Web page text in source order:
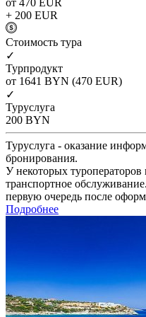
+ 200 EUR
Cтоимость тура
✓
Турпродукт
от 1641 BYN (470 EUR)
✓
Туруслуга
200 BYN
Туруслуга - оказание
бронирования.
У некоторых туроператоров
транспортное
первую очередь после
Подробнее